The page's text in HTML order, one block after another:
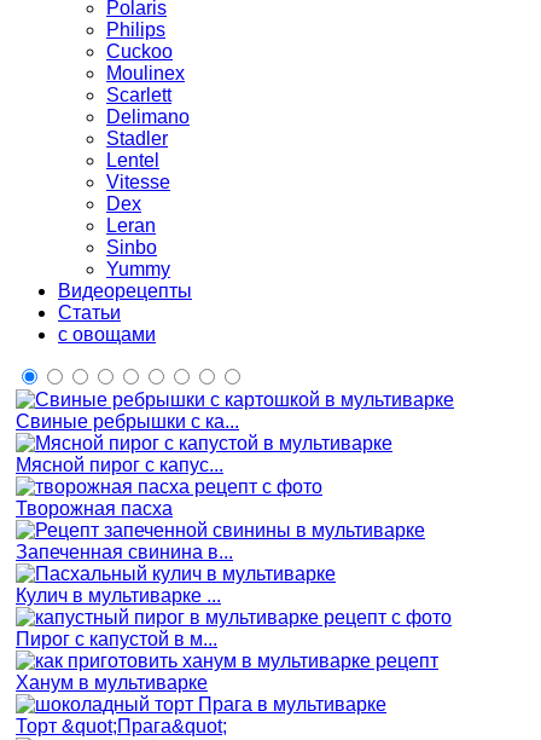
Polaris
Philips
Cuckoo
Moulinex
Scarlett
Delimano
Stadler
Lentel
Vitesse
Dex
Leran
Sinbo
Yummy
Видеорецепты
Статьи
с овощами
Свиные ребрышки с ка...
Мясной пирог с капус...
Творожная пасха
Запеченная свинина в...
Кулич в мультиварке ...
Пирог с капустой в м...
Ханум в мультиварке
Торт &quot;Прага&quot;